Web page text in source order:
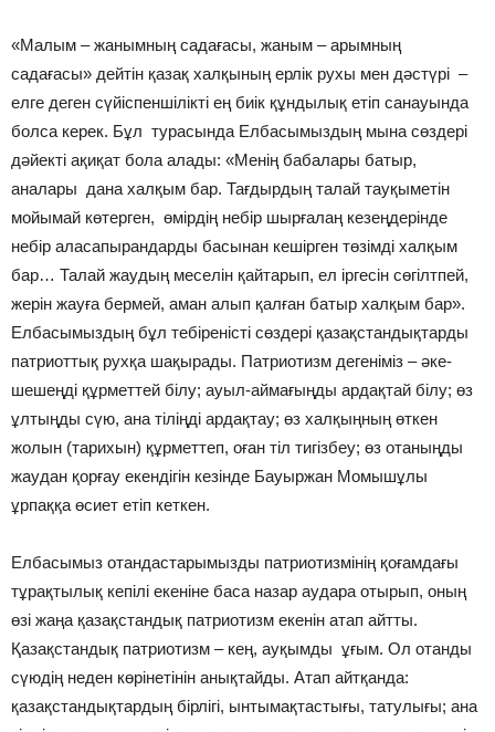
«Малым – жанымның садағасы, жаным – арымның
садағасы» дейтін қазақ халқының ерлік рухы мен дәстүрі –
елге деген сүйіспеншілікті ең биік құндылық етіп санауында
болса керек. Бұл турасында Елбасымыздың мына сөздері
дәйекті ақиқат бола алады: «Менің бабалары батыр,
аналары дана халқым бар. Тағдырдың талай тауқыметін
мойымай көтерген, өмірдің небір шырғалаң кезеңдерінде
небір аласапырандарды басынан кешірген төзімді халқым
бар… Талай жаудың меселін қайтарып, ел іргесін сөгілтпей,
жерін жауға бермей, аман алып қалған батыр халқым бар».
Елбасымыздың бұл тебіреністі сөздері қазақстандықтарды
патриоттық рухқа шақырады. Патриотизм дегеніміз – әке-
шешеңді құрметтей білу; ауыл-аймағыңды ардақтай білу; өз
ұлтыңды сүю, ана тіліңді ардақтау; өз халқыңның өткен
жолын (тарихын) құрметтеп, оған тіл тигізбеу; өз отаныңды
жаудан қорғау екендігін кезінде Бауыржан Момышұлы
ұрпаққа өсиет етіп кеткен.
Елбасымыз отандастарымызды патриотизмінің қоғамдағы
тұрақтылық кепілі екеніне баса назар аудара отырып, оның
өзі жаңа қазақстандық патриотизм екенін атап айтты.
Қазақстандық патриотизм – кең, ауқымды ұғым. Ол отанды
сүюдің неден көрінетінін анықтайды. Атап айтқанда:
қазақстандықтардың бірлігі, ынтымақтастығы, татулығы; ана